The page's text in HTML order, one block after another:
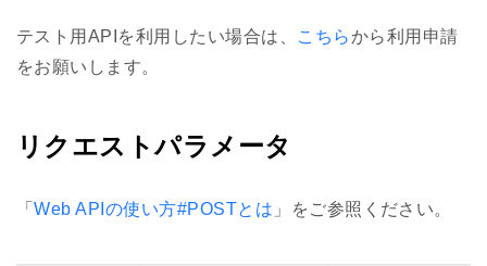
テスト用APIを利用したい場合は、 こちらから利用申請
をお願いします。
リクエストパラメータ
「Web APIの使い方#POSTとは 」をご参照ください。